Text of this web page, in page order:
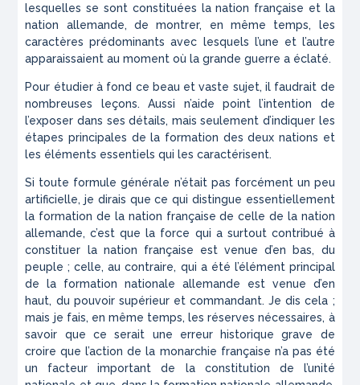
lesquelles se sont constituées la nation française et la
nation allemande, de montrer, en même temps, les
caractères prédominants avec lesquels l’une et l’autre
apparaissaient au moment où la grande guerre a éclaté.
Pour étudier à fond ce beau et vaste sujet, il faudrait de
nombreuses leçons. Aussi n’aide point l’intention de
l’exposer dans ses détails, mais seulement d’indiquer les
étapes principales de la formation des deux nations et
les éléments essentiels qui les caractérisent.
Si toute formule générale n’était pas forcément un peu
artificielle, je dirais que ce qui distingue essentiellement
la formation de la nation française de celle de la nation
allemande, c’est que la force qui a surtout contribué à
constituer la nation française est venue d’en bas, du
peuple ; celle, au contraire, qui a été l’élément principal
de la formation nationale allemande est venue d’en
haut, du pouvoir supérieur et commandant. Je dis cela ;
mais je fais, en même temps, les réserves nécessaires, à
savoir que ce serait une erreur historique grave de
croire que l’action de la monarchie française n’a pas été
un facteur important de la constitution de l’unité